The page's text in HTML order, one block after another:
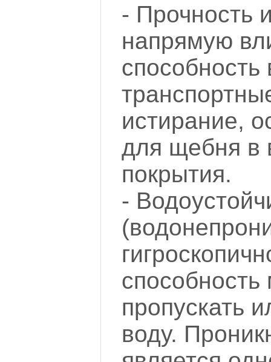
- Прочность
напрямую
истирание,
для щебня в
покрытия.
-
пропускать
воду.